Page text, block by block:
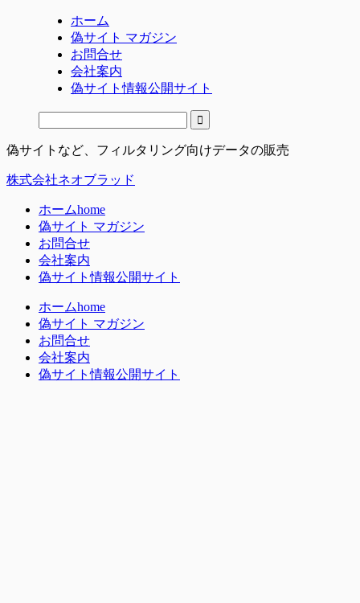
ホーム
偽サイト マガジン
お問合せ
会社案内
偽サイト情報公開サイト
偽サイトなど、フィルタリング向けデータの販売
株式会社ネオブラッド
ホームhome
偽サイト マガジン
お問合せ
会社案内
偽サイト情報公開サイト
ホームhome
偽サイト マガジン
お問合せ
会社案内
偽サイト情報公開サイト